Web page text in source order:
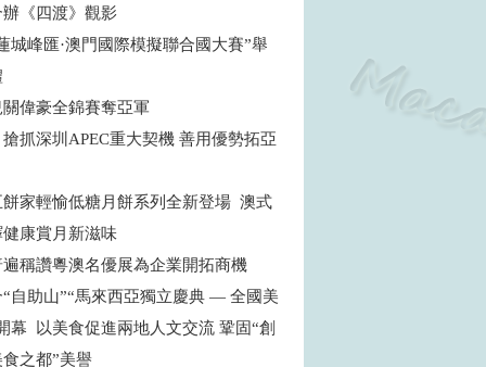
《四渡》觀影
城峰匯·澳門國際模擬聯合國大賽”舉
偉豪全錦賽奪亞軍
抓深圳APEC重大契機 善用優勢拓亞
餅家輕愉低糖月餅系列全新登場 澳式
康賞月新滋味
稱讚粵澳名優展為企業開拓商機
自助山”“馬來西亞獨立慶典 — 全國美
幕 以美食促進兩地人文交流 鞏固“創
之都”美譽